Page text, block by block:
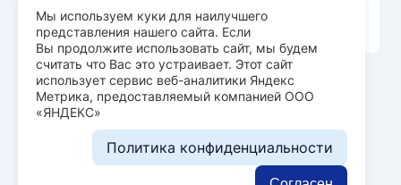
Распродажа тканей
Лидеры продаж
© Арт Текс — продажа тканей оптом, 2026
Пользовательское соглашение
Политика конфиденциальности
Разработка сайта —
Мы используем куки для наилучшего
представления нашего сайта. Если
Вы продолжите использовать сайт, мы будем
считать что Вас это устраивает. Этот сайт
использует сервис веб-аналитики Яндекс
Метрика, предоставляемый компанией ООО
«ЯНДЕКС»
Политика конфиденциальности